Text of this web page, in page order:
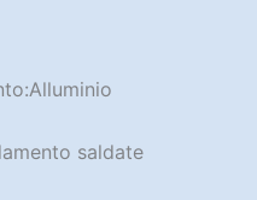
Alluminio
saldate